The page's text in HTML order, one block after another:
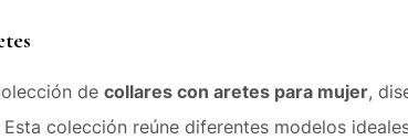
de collares con aretes para mujer,
colección reúne diferentes modelos